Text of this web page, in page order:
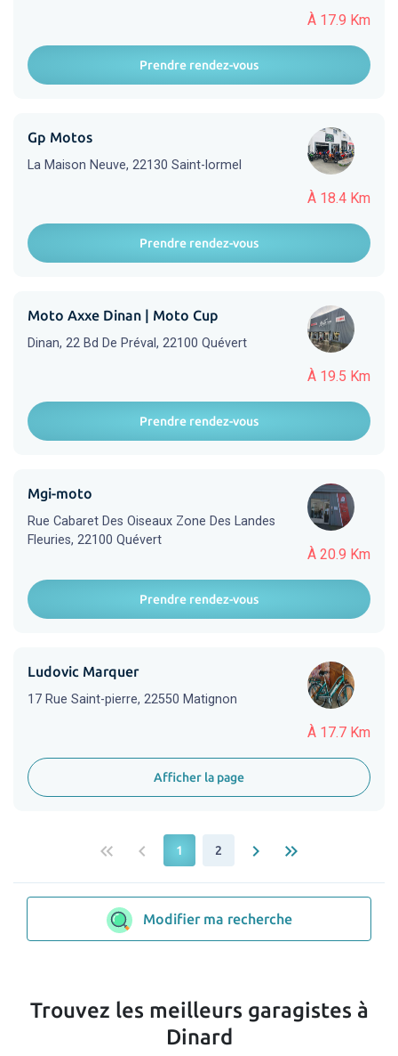
À 17.9 Km
Prendre rendez-vous
À 18.4 Km
Gp Motos
La Maison Neuve, 22130 Saint-lormel
Prendre rendez-vous
À 19.5 Km
Moto Axxe Dinan | Moto Cup
Dinan, 22 Bd De Préval, 22100 Quévert
Prendre rendez-vous
À 20.9 Km
Mgi-moto
Rue Cabaret Des Oiseaux Zone Des Landes
Fleuries, 22100 Quévert
Prendre rendez-vous
À 17.7 Km
Ludovic Marquer
17 Rue Saint-pierre, 22550 Matignon
Afficher la page
keyboard_double_arrow_left keyboard_arrow_left 1 2 keyboard_arrow_right keyboard_double_arrow_right
Modifier ma recherche
Trouvez les meilleurs garagistes à
Dinard